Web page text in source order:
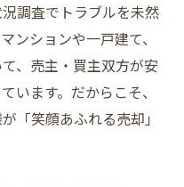
買主の不安を払拭す
る建物状況調査の活
心の不動産売却サー
調査でトラブルを未然
ンションや一戸建て、
、売主・買主双方が安
います。だからこそ、
「笑顔あふれる売却」